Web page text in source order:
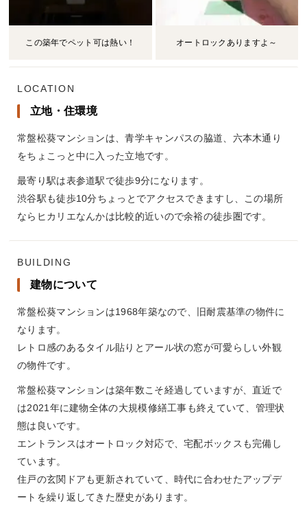
この築年でペット可は熱い！ オートロックありますよ～
LOCATION
立地・住環境
常盤松葵マンションは、青学キャンパスの脇道、六本木通り
をちょこっと中に入った立地です。
最寄り駅は表参道駅で徒歩9分になります。
渋谷駅も徒歩10分ちょっとでアクセスできますし、この場所
ならヒカリエなんかは比較的近いので余裕の徒歩圏です。
BUILDING
建物について
常盤松葵マンションは1968年築なので、旧耐震基準の物件に
なります。
レトロ感のあるタイル貼りとアール状の窓が可愛らしい外観
の物件です。
常盤松葵マンションは築年数こそ経過していますが、直近で
は2021年に建物全体の大規模修繕工事も終えていて、管理状
態は良いです。
エントランスはオートロック対応で、宅配ボックスも完備し
ています。
住戸の玄関ドアも更新されていて、時代に合わせたアップデ
ートを繰り返してきた歴史があります。